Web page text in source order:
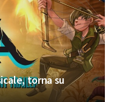
torna su